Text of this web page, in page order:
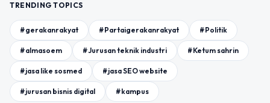
TRENDING TOPICS
#gerakanrakyat #Partaigerakanrakyat #Politik
#almasoem #Jurusan teknik industri #Ketum sahrin
#jasa like sosmed #jasa SEO website
#jurusan bisnis digital #kampus